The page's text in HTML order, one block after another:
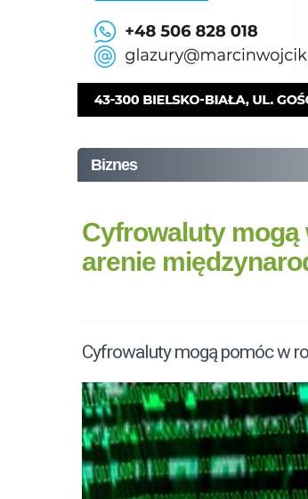
Biznes
Cyfrowaluty
arenie
Cyfrowaluty mogą pomóc w